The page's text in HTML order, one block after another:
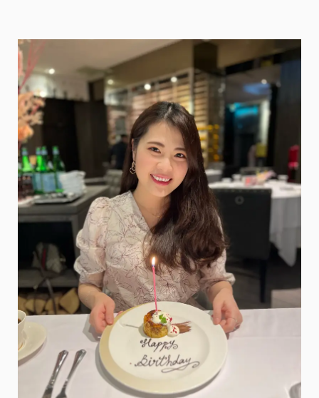
鴨、
笑
笑
羊
近
距
離
摸
摸，
財
財
手
作
可
以